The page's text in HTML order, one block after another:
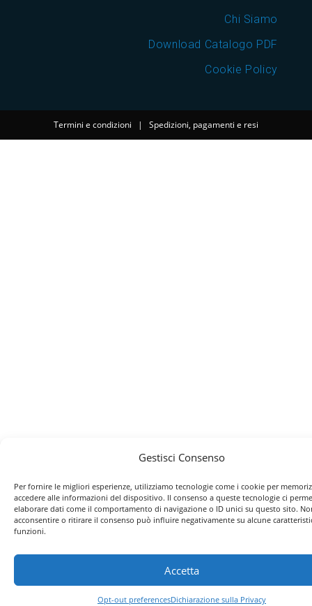
Gestisci Consenso
Per fornire le migliori esperienze, utilizziamo tecnologie come i cookie per
accedere alle informazioni del dispositivo. Il consenso a queste tecnologie ci
elaborare dati come il comportamento di navigazione o ID unici su questo sito.
acconsentire o ritirare il consenso può influire negativamente su alcune
funzioni.
Accetta
Opt-out preferencesDichiarazione sulla Privacy
Chi Siamo
Download Catalogo PDF
Cookie Policy
Termini e condizioni | Spedizioni, pagamenti e resi